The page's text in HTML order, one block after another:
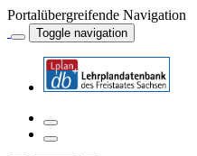
Portalübergreifende Navigation
Toggle navigation